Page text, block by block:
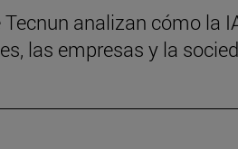
analizan cómo la
las empresas y la